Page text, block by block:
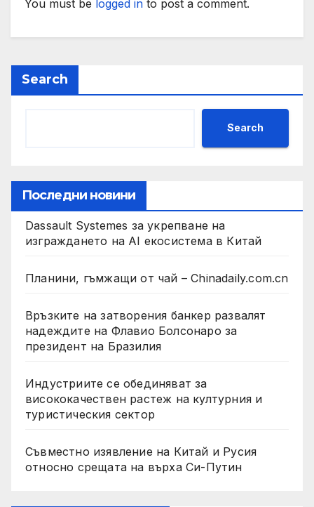
You must be logged in to post a comment.
Search
Search
Последни новини
Dassault Systemes за укрепване на
изграждането на AI екосистема в Китай
Планини, гъмжащи от чай – Chinadaily.com.cn
Връзките на затворения банкер развалят
надеждите на Флавио Болсонаро за
президент на Бразилия
Индустриите се обединяват за
висококачествен растеж на културния и
туристическия сектор
Съвместно изявление на Китай и Русия
относно срещата на върха Си-Путин